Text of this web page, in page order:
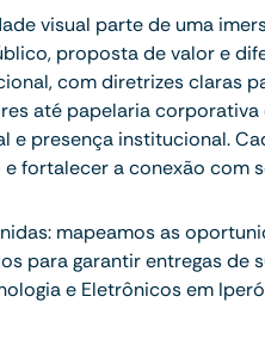
visual parte de uma
proposta de valor e
com diretrizes claras
até papelaria corporativa
presença institucional.
fortalecer a conexão com
mapeamos as
para garantir entregas de
e Eletrônicos em